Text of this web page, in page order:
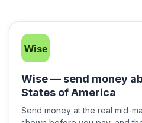
Wise — send money
States of America
Send money at the real mid-